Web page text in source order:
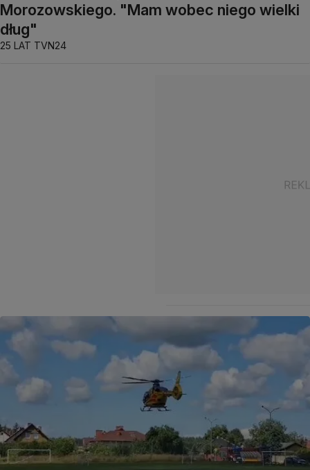
Morozowskiego. "Mam wobec niego wielki
dług"
25 LAT TVN24